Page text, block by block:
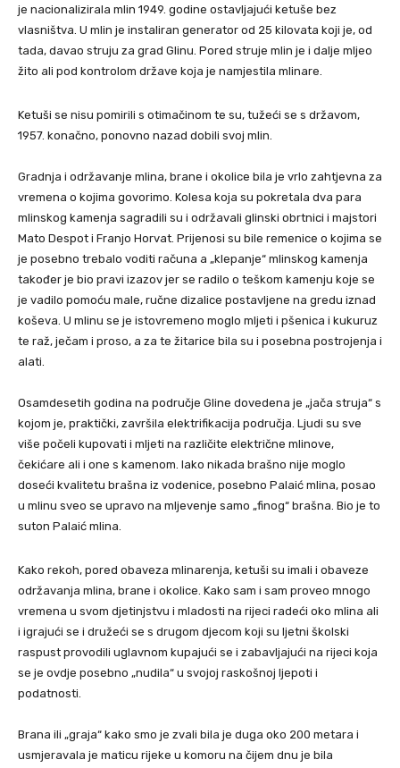
je nacionalizirala mlin 1949. godine ostavljajući ketuše bez
vlasništva. U mlin je instaliran generator od 25 kilovata koji je, od
tada, davao struju za grad Glinu. Pored struje mlin je i dalje mljeo
žito ali pod kontrolom države koja je namjestila mlinare.
Ketuši se nisu pomirili s otimačinom te su, tužeći se s državom,
1957. konačno, ponovno nazad dobili svoj mlin.
Gradnja i održavanje mlina, brane i okolice bila je vrlo zahtjevna za
vremena o kojima govorimo. Kolesa koja su pokretala dva para
mlinskog kamenja sagradili su i održavali glinski obrtnici i majstori
Mato Despot i Franjo Horvat. Prijenosi su bile remenice o kojima se
je posebno trebalo voditi računa a „klepanje“ mlinskog kamenja
također je bio pravi izazov jer se radilo o teškom kamenju koje se
je vadilo pomoću male, ručne dizalice postavljene na gredu iznad
koševa. U mlinu se je istovremeno moglo mljeti i pšenica i kukuruz
te raž, ječam i proso, a za te žitarice bila su i posebna postrojenja i
alati.
Osamdesetih godina na područje Gline dovedena je „jača struja“ s
kojom je, praktički, završila elektrifikacija područja. Ljudi su sve
više počeli kupovati i mljeti na različite električne mlinove,
čekićare ali i one s kamenom. Iako nikada brašno nije moglo
doseći kvalitetu brašna iz vodenice, posebno Palaić mlina, posao
u mlinu sveo se upravo na mljevenje samo „finog“ brašna. Bio je to
suton Palaić mlina.
Kako rekoh, pored obaveza mlinarenja, ketuši su imali i obaveze
održavanja mlina, brane i okolice. Kako sam i sam proveo mnogo
vremena u svom djetinjstvu i mladosti na rijeci radeći oko mlina ali
i igrajući se i družeći se s drugom djecom koji su ljetni školski
raspust provodili uglavnom kupajući se i zabavljajući na rijeci koja
se je ovdje posebno „nudila“ u svojoj raskošnoj ljepoti i
podatnosti.
Brana ili „graja“ kako smo je zvali bila je duga oko 200 metara i
usmjeravala je maticu rijeke u komoru na čijem dnu je bila